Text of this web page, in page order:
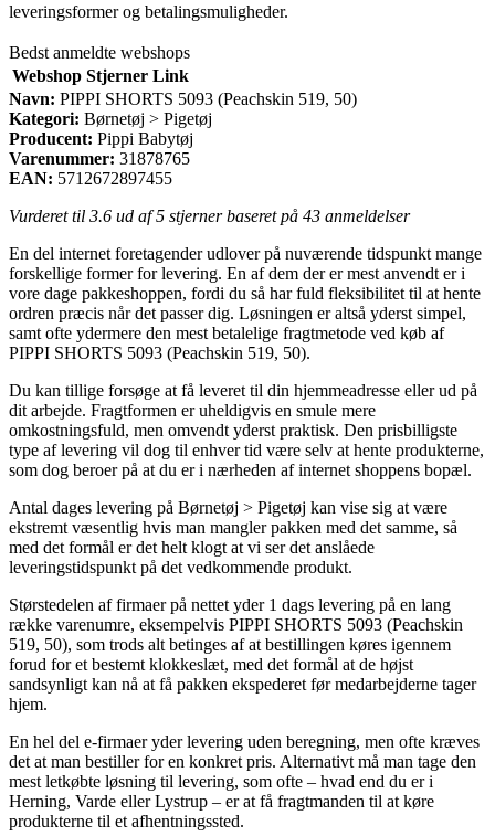
leveringsformer og betalingsmuligheder.
Bedst anmeldte webshops
Webshop Stjerner Link
Navn: PIPPI SHORTS 5093 (Peachskin 519, 50)
Kategori: Børnetøj > Pigetøj
Producent: Pippi Babytøj
Varenummer: 31878765
EAN: 5712672897455
Vurderet til 3.6 ud af 5 stjerner baseret på 43 anmeldelser
En del internet foretagender udlover på nuværende tidspunkt mange
forskellige former for levering. En af dem der er mest anvendt er i
vore dage pakkeshoppen, fordi du så har fuld fleksibilitet til at hente
ordren præcis når det passer dig. Løsningen er altså yderst simpel,
samt ofte ydermere den mest betalelige fragtmetode ved køb af
PIPPI SHORTS 5093 (Peachskin 519, 50).
Du kan tillige forsøge at få leveret til din hjemmeadresse eller ud på
dit arbejde. Fragtformen er uheldigvis en smule mere
omkostningsfuld, men omvendt yderst praktisk. Den prisbilligste
type af levering vil dog til enhver tid være selv at hente produkterne,
som dog beroer på at du er i nærheden af internet shoppens bopæl.
Antal dages levering på Børnetøj > Pigetøj kan vise sig at være
ekstremt væsentlig hvis man mangler pakken med det samme, så
med det formål er det helt klogt at vi ser det anslåede
leveringstidspunkt på det vedkommende produkt.
Størstedelen af firmaer på nettet yder 1 dags levering på en lang
række varenumre, eksempelvis PIPPI SHORTS 5093 (Peachskin
519, 50), som trods alt betinges af at bestillingen køres igennem
forud for et bestemt klokkeslæt, med det formål at de højst
sandsynligt kan nå at få pakken ekspederet før medarbejderne tager
hjem.
En hel del e-firmaer yder levering uden beregning, men ofte kræves
det at man bestiller for en konkret pris. Alternativt må man tage den
mest letkøbte løsning til levering, som ofte – hvad end du er i
Herning, Varde eller Lystrup – er at få fragtmanden til at køre
produkterne til et afhentningssted.